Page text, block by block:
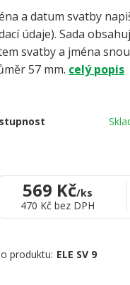
a datum svatby
údaje). Sada
svatby a jména
57 mm. celý popis
569 Kč/ks
470 Kč bez DPH
produktu: ELE SV 9